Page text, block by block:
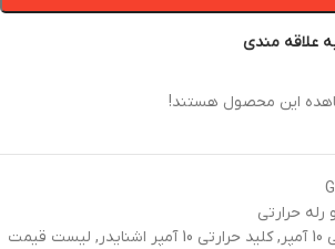
علاقه مندی
این محصول هستند!
رله حرارتی
, کلید حرارتی 10 آمپر اشنایدر , لیست قیمت